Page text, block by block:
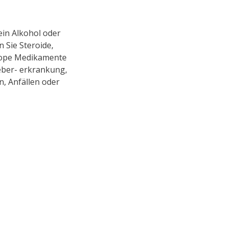
Alkohol oder
Sie Steroide,
Medikamente
erkrankung,
Anfällen oder